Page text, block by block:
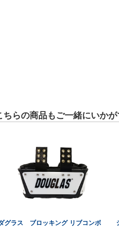
ちらの商品もご一緒にいかが
グラス ブロッキング リブコンボ